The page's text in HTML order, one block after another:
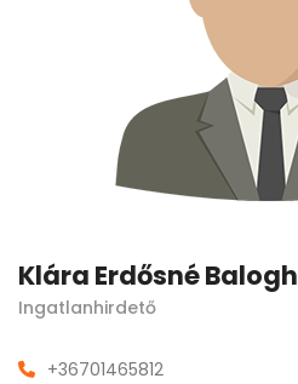
Klára Erdősné Balogh
Ingatlanhirdető
+36701465812